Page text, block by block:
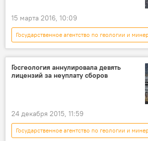
15 марта 2016, 10:09
Новости
Кыргызстан
Госгеология аннулировала девять
лицензий за неуплату сборов
24 декабря 2015, 11:59